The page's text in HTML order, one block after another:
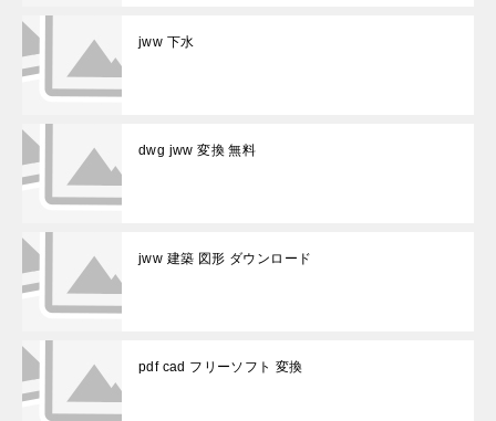
jww 下水
dwg jww 変換 無料
jww 建築 図形 ダウンロード
pdf cad フリーソフト 変換